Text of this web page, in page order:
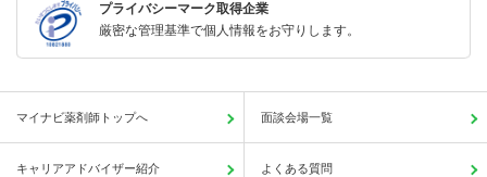
プライバシーマーク取得企業
厳密な管理基準で個人情報をお守りします。
マイナビ薬剤師トップへ 面談会場一覧
キャリアアドバイザー紹介 よくある質問